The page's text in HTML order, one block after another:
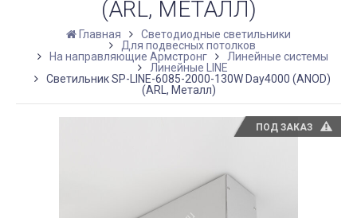
(ARL, МЕТАЛЛ)
Главная
Светодиодные светильники
Для подвесных потолков
На направляющие Армстронг
Линейные системы
Линейные LINE
Светильник SP-LINE-6085-2000-130W Day4000 (ANOD)
(ARL, Металл)
ПОД ЗАКАЗ